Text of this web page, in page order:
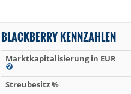
BLACKBERRY KENNZAHLEN
Marktkapitalisierung in EUR
Streubesitz %